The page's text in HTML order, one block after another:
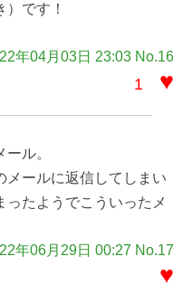
です！
年04月03日 23:03 No.16
1 ♥
ル。
メールに返信してしまい
ったようでこういったメ
年06月29日 00:27 No.17
♥